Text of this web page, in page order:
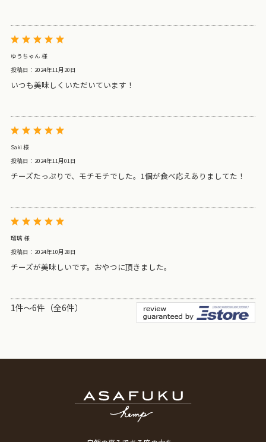
ゆうちゃん 様
投稿日：2024年11月20日
いつも美味しくいただいています！
Saki 様
投稿日：2024年11月01日
チーズたっぷりで、モチモチでした。1個が食べ応えありましてた！
瑠璃 様
投稿日：2024年10月28日
チーズが美味しいです。おやつに頂きました。
1件～6件（全6件）